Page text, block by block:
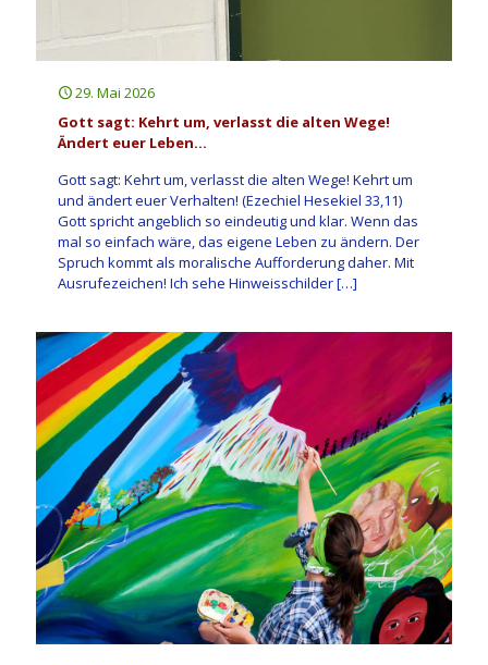
29. Mai 2026
Gott sagt: Kehrt um, verlasst die alten Wege!
Ändert euer Leben…
Gott sagt: Kehrt um, verlasst die alten Wege! Kehrt um
und ändert euer Verhalten! (Ezechiel Hesekiel 33,11)
Gott spricht angeblich so eindeutig und klar. Wenn das
mal so einfach wäre, das eigene Leben zu ändern. Der
Spruch kommt als moralische Aufforderung daher. Mit
Ausrufezeichen! Ich sehe Hinweisschilder[…]